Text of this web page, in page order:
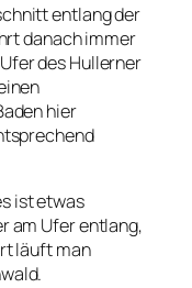
entlang der
danach immer
des Hullerner
hier
ist etwas
am Ufer entlang,
läuft man